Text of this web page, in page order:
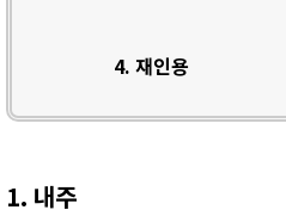
4. 재인용
1. 내주